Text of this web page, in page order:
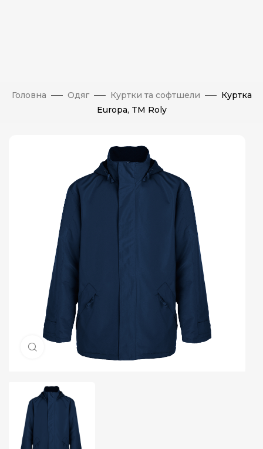
Головна Одяг Куртки та софтшели
Куртка
Europa, TM Roly
Натисніть, щоб збільшити